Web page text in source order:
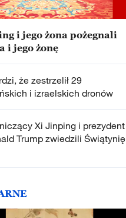
i jego żona pożegnali
i jego żonę
że zestrzelił 29
i izraelskich dronów
Xi Jinping i prezydent
Trump zwiedzili Świątynię